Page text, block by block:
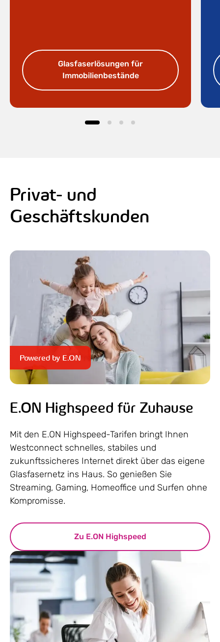
Glasfaserlösungen für
Immobilienbestände
Privat- und
Geschäftskunden
Powered by E.ON
E.ON Highspeed für Zuhause
Mit den E.ON Highspeed-Tarifen bringt Ihnen
Westconnect schnelles, stabiles und
zukunftssicheres Internet direkt über das eigene
Glasfasernetz ins Haus. So genießen Sie
Streaming, Gaming, Homeoffice und Surfen ohne
Kompromisse.
Zu E.ON Highspeed